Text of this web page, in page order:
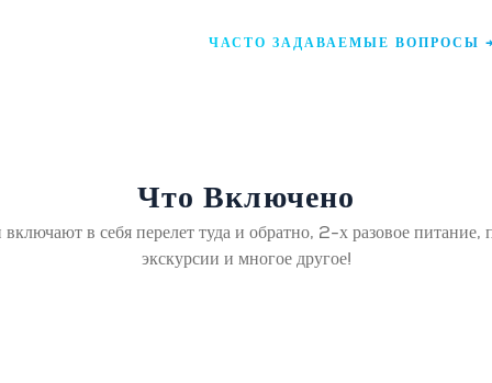
ЧАСТО ЗАДАВАЕМЫЕ ВОПРОСЫ
Что Включено
включают в себя перелет туда и обратно, 2-х разовое питание,
экскурсии и многое другое!